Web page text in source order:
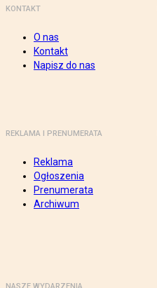
KONTAKT
O nas
Kontakt
Napisz do nas
REKLAMA I PRENUMERATA
Reklama
Ogłoszenia
Prenumerata
Archiwum